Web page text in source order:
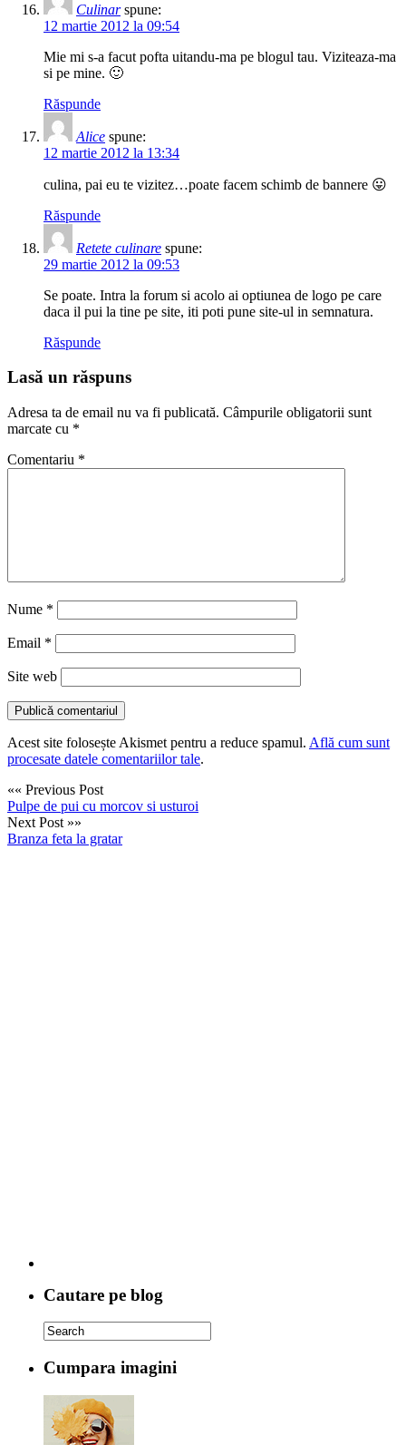
Culinar spune:
12 martie 2012 la 09:54
Mie mi s-a facut pofta uitandu-ma pe blogul tau. Viziteaza-ma
si pe mine. 🙂
Răspunde
Alice spune:
12 martie 2012 la 13:34
culina, pai eu te vizitez…poate facem schimb de bannere 😛
Răspunde
Retete culinare spune:
29 martie 2012 la 09:53
Se poate. Intra la forum si acolo ai optiunea de logo pe care
daca il pui la tine pe site, iti poti pune site-ul in semnatura.
Răspunde
Lasă un răspuns
Adresa ta de email nu va fi publicată. Câmpurile obligatorii sunt
marcate cu *
Comentariu *
Nume *
Email *
Site web
Acest site folosește Akismet pentru a reduce spamul. Află cum sunt
procesate datele comentariilor tale.
«« Previous Post
Pulpe de pui cu morcov si usturoi
Next Post »»
Branza feta la gratar
Cautare pe blog
Cumpara imagini